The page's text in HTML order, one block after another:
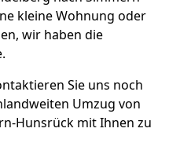
kleine Wohnung oder
wir haben die
Sie uns noch
Umzug von
Hunsrück mit Ihnen zu